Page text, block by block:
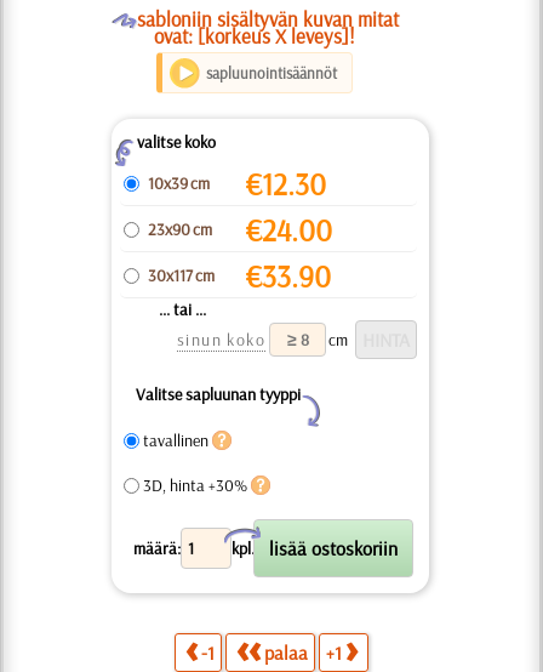
Osabloniin sisältyvän kuvan mitat
ovat: [korkeus X leveys]!
sapluunointisäännöt
Zvalitse koko
10x39 cm
€12.30
23x90 cm €24.00
30x117 cm €33.90
... tai ...
sinun koko
cm
Valitse sapluunan tyyppi
Y
tavallinen
3D, hinta +30%
määrä: kpl.
X
-1 palaa +1